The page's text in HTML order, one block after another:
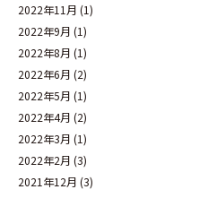
2022年11月 (1)
2022年9月 (1)
2022年8月 (1)
2022年6月 (2)
2022年5月 (1)
2022年4月 (2)
2022年3月 (1)
2022年2月 (3)
2021年12月 (3)